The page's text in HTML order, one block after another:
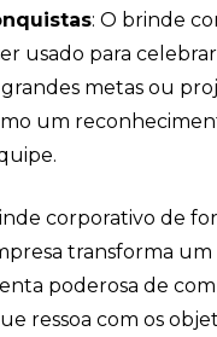
: O brinde
usado para
metas ou
um
corporativo de
transforma
poderosa de
ressoa com os